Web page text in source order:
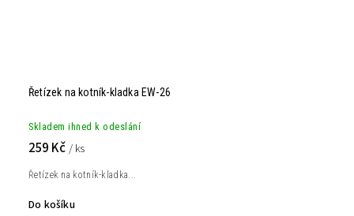
Řetízek na kotník-kladka EW-26
Skladem ihned k odeslání
259 Kč / ks
Do košíku
Řetízek na kotník-kladka...